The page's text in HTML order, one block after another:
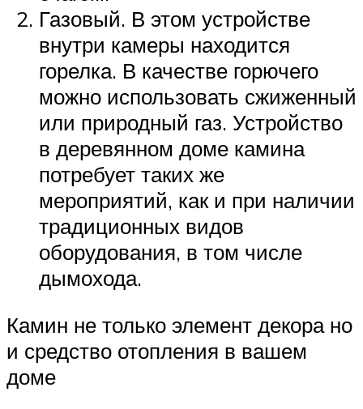
Газовый. В этом устройстве
внутри камеры находится
горелка. В качестве горючего
можно использовать сжиженный
или природный газ. Устройство
в деревянном доме камина
потребует таких же
мероприятий, как и при наличии
традиционных видов
оборудования, в том числе
дымохода.
Камин не только элемент декора но
и средство отопления в вашем
доме